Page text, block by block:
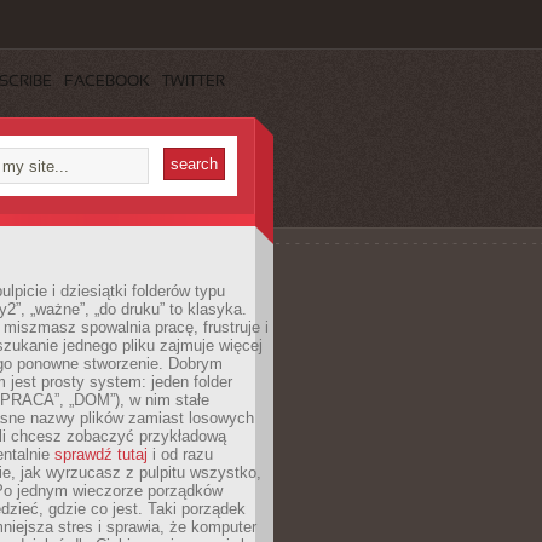
FACEBOOK TWITTER
i dziesiątki folderów typu
„ważne”, „do druku” to klasyka.
spowalnia pracę, frustruje i
jednego pliku zajmuje więcej
ponowne stworzenie. Dobrym
jest prosty system: jeden folder
„DOM”), w nim stałe
nazwy plików zamiast losowych
chcesz zobaczyć przykładową
sprawdź tutaj i od razu
jak wyrzucasz z pulpitu wszystko,
jednym wieczorze porządków
gdzie co jest. Taki porządek
stres i sprawia, że komputer